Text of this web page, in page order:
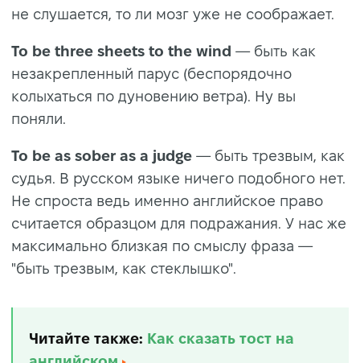
не слушается, то ли мозг уже не соображает.
To be three sheets to the wind — быть как
незакрепленный парус (беспорядочно
колыхаться по дуновению ветра). Ну вы
поняли.
To be as sober as a judge — быть трезвым, как
судья. В русском языке ничего подобного нет.
Не спроста ведь именно английское право
считается образцом для подражания. У нас же
максимально близкая по смыслу фраза —
"быть трезвым, как стеклышко".
Читайте также: Как сказать тост на